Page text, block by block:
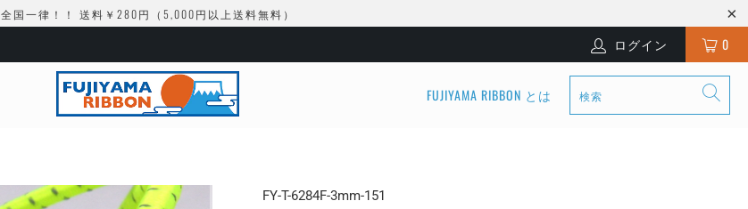
全国一律！！ 送料￥280円（5,000円以上送料無料）
ログイン 0
FUJIYAMA RIBBON とは
FY-T-6284F-3mm-151